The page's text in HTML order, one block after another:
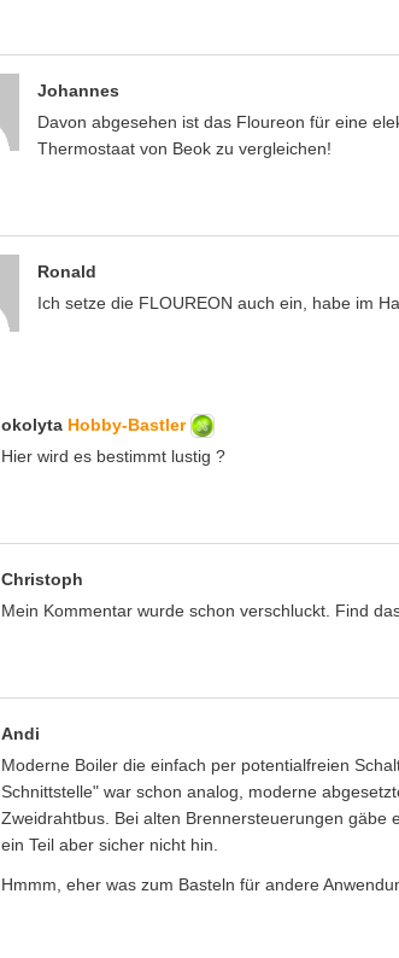
Johannes
Davon abgesehen ist das Floureon für eine
Thermostaat von Beok zu vergleichen!
Ronald
Ich setze die FLOUREON auch ein, habe im
okolyta Hobby-Bastler
Hier wird es bestimmt lustig ?
Christoph
Mein Kommentar wurde schon verschluckt. Find
Andi
Moderne Boiler die einfach per potentialfreien
Schnittstelle" war schon analog, moderne
Zweidrahtbus. Bei alten Brennersteuerungen gäbe
ein Teil aber sicher nicht hin.
Hmmm, eher was zum Basteln für andere